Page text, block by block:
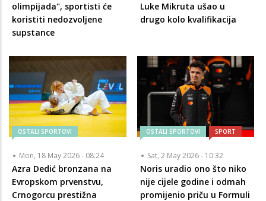
olimpijada", sportisti će
koristiti nedozvoljene
supstance
Luke Mikruta ušao u
drugo kolo kvalifikacija
OSTALI SPORTOVI
Mon, 18 May 2026 - 08:24
Azra Dedić bronzana na
Evropskom prvenstvu,
Crnogorcu prestižna
OSTALI SPORTOVI SPORT
Sat, 2 May 2026 - 10:32
Noris uradio ono što niko
nije cijele godine i odmah
promijenio priču u Formuli